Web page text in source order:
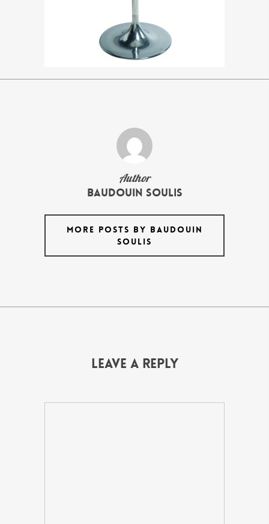
Author
Baudouin Soulis
MORE POSTS BY BAUDOUIN
SOULIS
Leave a Reply